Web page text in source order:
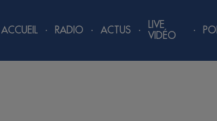
ACCUEIL RADIO ACTUS
LIVE
VIDÉO